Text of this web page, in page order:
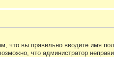
что вы правильно вводите имя
что администратор